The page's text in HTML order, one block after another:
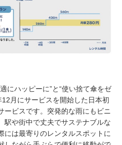
にハッピーに”と“使い捨て傘をゼ
⽉にサービスを開始した日本初
ービスです。突発的な雨にもビニ
駅や街中で丈夫でサステナブルな
には最寄りのレンタルスポットに